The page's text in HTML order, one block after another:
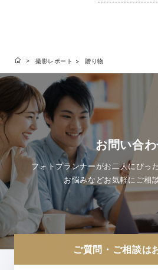
撮影レポート 贈り物
お問い合
フォトプランナーがお二人にぴっ
お悩みなどお気軽にご相
ご質問・ご相談は